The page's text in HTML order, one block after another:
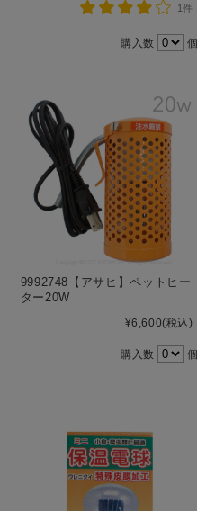
1件
購入数 個
9992748【アサヒ】ペットヒー
ター20W
¥6,600(税込)
購入数 個